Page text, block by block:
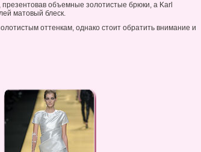
объемные золотистые брюки, а Karl
матовый блеск.
оттенкам, однако стоит обратить внимание и